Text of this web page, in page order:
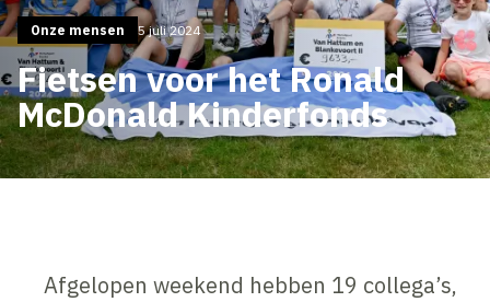
Onze mensen 5 juli 2024
Fietsen voor het Ronald
McDonald Kinderfonds
Afgelopen weekend hebben 19 collega’s,